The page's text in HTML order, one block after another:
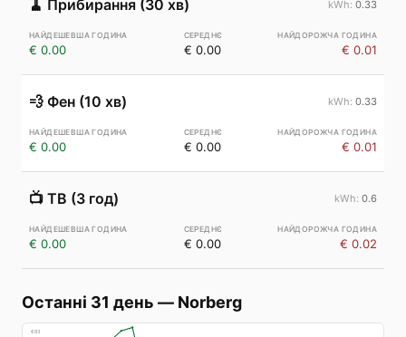
🧹 Прибирання (30 хв) 0.33
€ 0.00 € 0.00 € 0.01
💨 Фен (10 хв) 0.33
€ 0.00 € 0.00 € 0.01
📺 ТВ (3 год) 0.6
€ 0.00 € 0.00 € 0.02
Останні 31 день — Norberg
€83